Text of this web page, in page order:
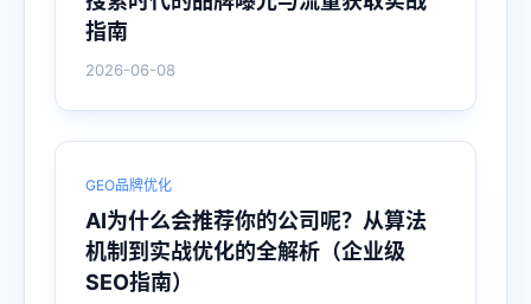
指南
2026-06-08
GEO品牌优化
AI为什么会推荐你的公司呢？从算法
机制到实战优化的全解析（企业级
SEO指南）